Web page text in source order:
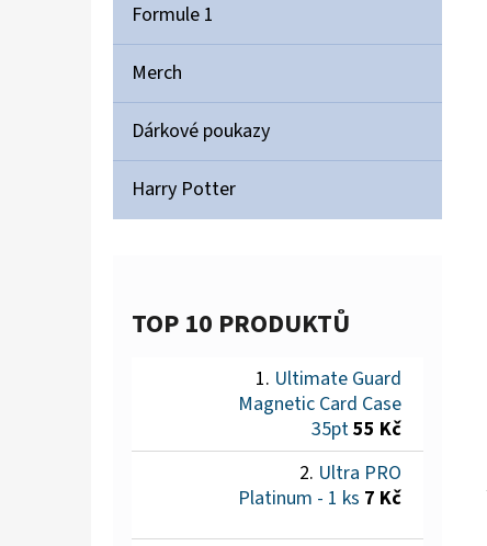
Formule 1
Merch
Dárkové poukazy
Harry Potter
TOP 10 PRODUKTŮ
Ultimate Guard
Magnetic Card Case
35pt55 Kč
Ultra PRO
Platinum - 1 ks 7 Kč